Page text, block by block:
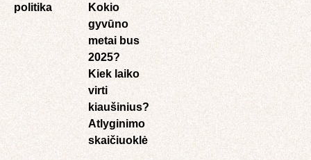
politika
Kokio
gyvūno
metai bus
2025?
Kiek laiko
virti
kiaušinius?
Atlyginimo
skaičiuoklė​